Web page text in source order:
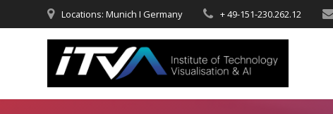
Inhalt
Locations: Munich I Germany + 49-151-230.262.12